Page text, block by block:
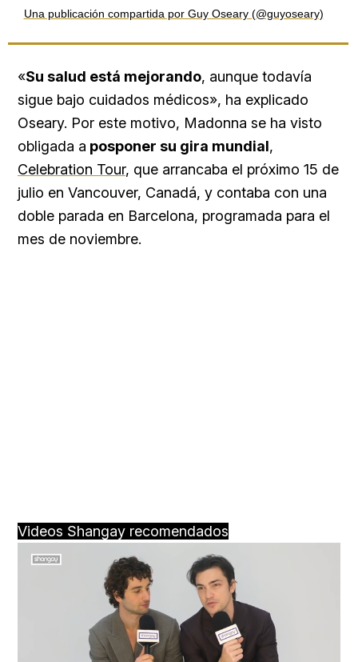
Una publicación compartida por Guy Oseary (@guyoseary)
«Su salud está mejorando, aunque todavía
sigue bajo cuidados médicos», ha explicado
Oseary. Por este motivo, Madonna se ha visto
obligada a posponer su gira mundial,
Celebration Tour, que arrancaba el próximo 15 de
julio en Vancouver, Canadá, y contaba con una
doble parada en Barcelona, programada para el
mes de noviembre.
Videos Shangay recomendados